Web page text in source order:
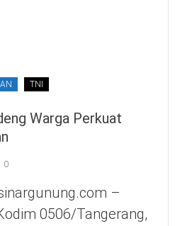
TNI
Warga Perkuat
0
–
0506/Tangerang,